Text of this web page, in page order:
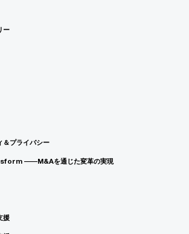
ー
＆プライバシー
――M&Aを通じた変革の実現
援